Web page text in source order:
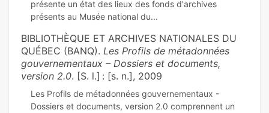
présente un état des lieux des fonds d'archives
BIBLIOTHÈQUE ET ARCHIVES NATIONALES DU
QUÉBEC (BANQ). Les Profils de métadonnées
gouvernementaux – Dossiers et documents,
version 2.0. [S. l.] : [s. n.], 2009
Les Profils de métadonnées gouvernementaux -
Dossiers et documents, version 2.0 comprennent un